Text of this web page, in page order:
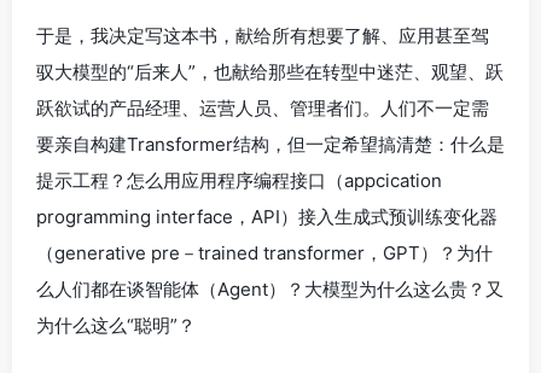
于是，我决定写这本书，献给所有想要了解、应用甚至驾
驭大模型的“后来人”，也献给那些在转型中迷茫、观望、跃
跃欲试的产品经理、运营人员、管理者们。人们不一定需
要亲自构建Transformer结构，但一定希望搞清楚：什么是
提示工程？怎么用应用程序编程接口（appcication
programming interface，API）接入生成式预训练变化器
（generative pre－trained transformer，GPT）？为什
么人们都在谈智能体（Agent）？大模型为什么这么贵？又
为什么这么“聪明”？